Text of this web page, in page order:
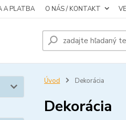
A PLATBA O NÁS / KONTAKT
Úvod Dekorácia
Dekorácia